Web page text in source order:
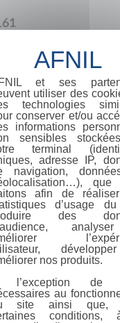
Malesherbes
et ses
utiliser des
technologies
conserver et/ou
informations
sensibles
terminal
adresse IP,
navigation,
que
afin de
d’usage
des
nos produits.
l’exception de
au
site ainsi que,